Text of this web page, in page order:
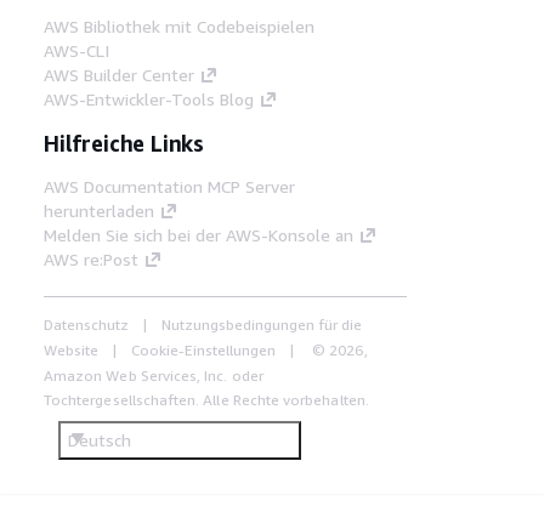
AWS Bibliothek mit Codebeispielen
AWS-CLI
AWS Builder Center
AWS-Entwickler-Tools Blog
Hilfreiche Links
AWS Documentation MCP Server
herunterladen
Melden Sie sich bei der AWS-Konsole an
AWS re:Post
Datenschutz
Nutzungsbedingungen für die
Website
Cookie-Einstellungen
© 2026,
Amazon Web Services, Inc. oder
Tochtergesellschaften. Alle Rechte vorbehalten.
Deutsch